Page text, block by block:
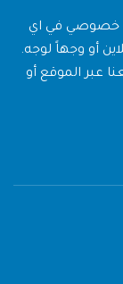
خصوصي في اي
أو وجهاً لوجه.
عبر الموقع أو